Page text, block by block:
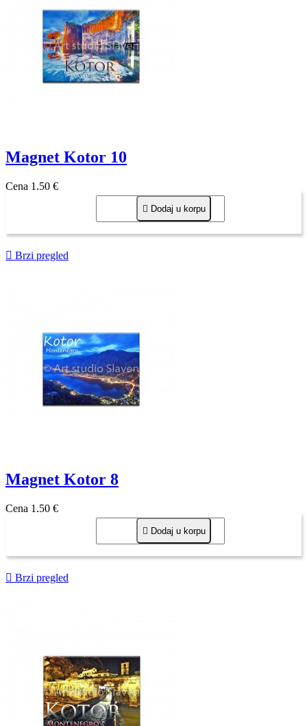
Magnet Kotor 10
Cena 1,50 €
 Dodaj u korpu
 Brzi pregled
Magnet Kotor 8
Cena 1,50 €
 Dodaj u korpu
 Brzi pregled